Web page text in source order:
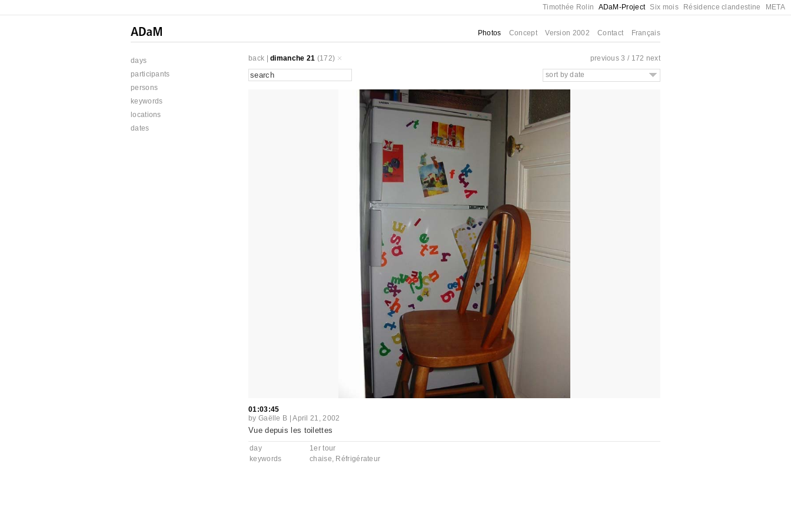
Timothée Rolin ADaM-Project Six mois Résidence clandestine META
Photos Concept Version 2002 Contact Français
days
participants
persons
keywords
locations
dates
back |dimanche 21 (172) previous 3 / 172 next
sort by date
01:03:45
by Gaëlle B |April 21, 2002
Vue depuis les toilettes
day
1er tour
keywords
chaise, Réfrigérateur